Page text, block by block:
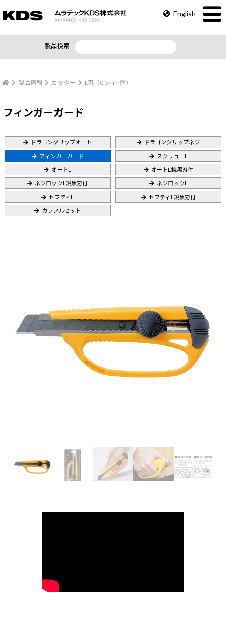
English
製品検索
製品情報 カッター L刃（0.5mm厚）
フィンガーガード
ドラゴングリップオート ドラゴングリップネジ
フィンガーガード スクリューL
オートL オートL鋭黒刃付
ネジロックL鋭黒刃付 ネジロックL
セフティL セフティL鋭黒刃付
カラフルセット